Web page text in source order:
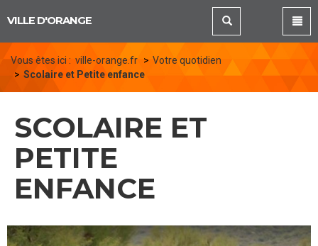
VILLE D'ORANGE
Vous êtes ici : ville-orange.fr
Votre quotidien
Scolaire et Petite enfance
SCOLAIRE ET
PETITE
ENFANCE